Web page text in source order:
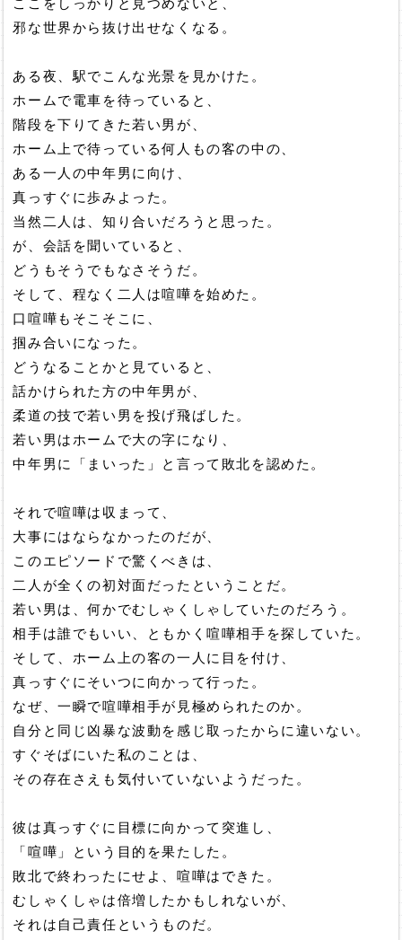
ここをしっかりと見つめないと、
邪な世界から抜け出せなくなる。
ある夜、駅でこんな光景を見かけた。
ホームで電車を待っていると、
階段を下りてきた若い男が、
ホーム上で待っている何人もの客の中の、
ある一人の中年男に向け、
真っすぐに歩みよった。
当然二人は、知り合いだろうと思った。
が、会話を聞いていると、
どうもそうでもなさそうだ。
そして、程なく二人は喧嘩を始めた。
口喧嘩もそこそこに、
掴み合いになった。
どうなることかと見ていると、
話かけられた方の中年男が、
柔道の技で若い男を投げ飛ばした。
若い男はホームで大の字になり、
中年男に「まいった」と言って敗北を認めた。
それで喧嘩は収まって、
大事にはならなかったのだが、
このエピソードで驚くべきは、
二人が全くの初対面だったということだ。
若い男は、何かでむしゃくしゃしていたのだろう。
相手は誰でもいい、ともかく喧嘩相手を探していた。
そして、ホーム上の客の一人に目を付け、
真っすぐにそいつに向かって行った。
なぜ、一瞬で喧嘩相手が見極められたのか。
自分と同じ凶暴な波動を感じ取ったからに違いない。
すぐそばにいた私のことは、
その存在さえも気付いていないようだった。
彼は真っすぐに目標に向かって突進し、
「喧嘩」という目的を果たした。
敗北で終わったにせよ、喧嘩はできた。
むしゃくしゃは倍増したかもしれないが、
それは自己責任というものだ。